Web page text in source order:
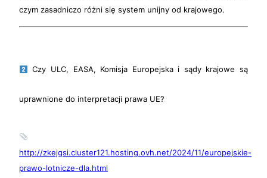
czym zasadniczo różni się system unijny od krajowego.
Czy ULC, EASA, Komisja Europejska i sądy krajowe są
uprawnione do interpretacji prawa UE?
http://zkejgsi.cluster121.hosting.ovh.net/2024/11/europejskie-
prawo-lotnicze-dla.html